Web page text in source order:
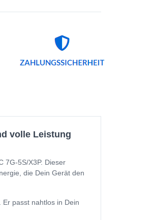
volle Leistung
7G-5S/X3P. Dieser
die Dein Gerät den
passt nahtlos in Dein